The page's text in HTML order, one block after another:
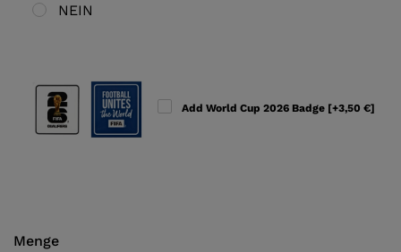
NEIN
Add World Cup 2026 Badge [+3,50 €]
Menge